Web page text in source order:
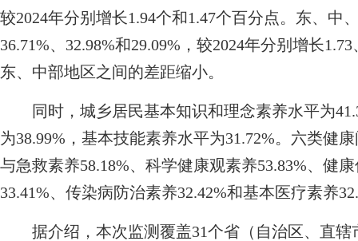
较2024年分别增长1.94个和1.47个百分点。东、中
36.71%、32.98%和29.09%，较2024年分别增长
东、中部地区之间的差距缩小。
同时，城乡居民基本知识和理念素养水平为
为38.99%，基本技能素养水平为31.72%。六类健
与急救素养58.18%、科学健康观素养53.83%、健
33.41%、传染病防治素养32.42%和基本医疗素养
据介绍，本次监测覆盖31个省（自治区、直辖